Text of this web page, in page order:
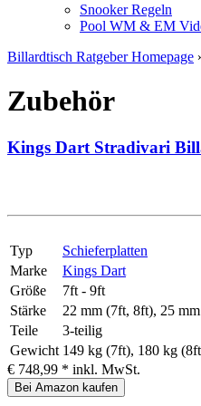
Snooker Regeln
Pool WM & EM
Billardtisch Ratgeber Homepage
Zubehör
Kings Dart Stradivari
Typ
Schieferplatten
Marke
Kings Dart
Größe
7ft - 9ft
Stärke
22 mm (7ft, 8ft), 25
Teile
3-teilig
Gewicht 149 kg (7ft), 180 kg
€ 748,99 * inkl. MwSt.
Bei Amazon kaufen